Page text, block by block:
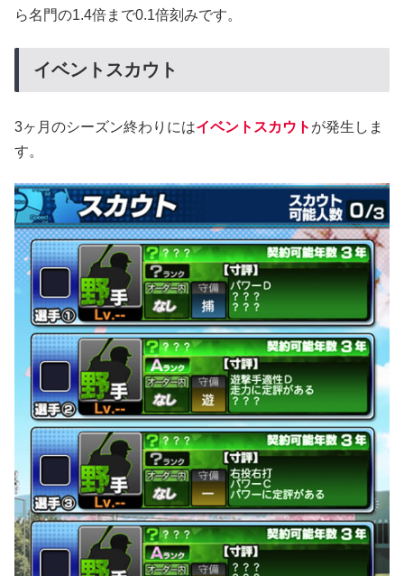
ら名門の1.4倍まで0.1倍刻みです。
イベントスカウト
3ヶ月のシーズン終わりにはイベントスカウト が発生しま
す。